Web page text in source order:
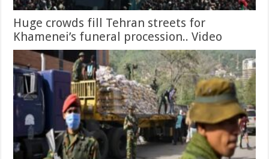
Huge crowds fill Tehran streets for
Khamenei’s funeral procession.. Video